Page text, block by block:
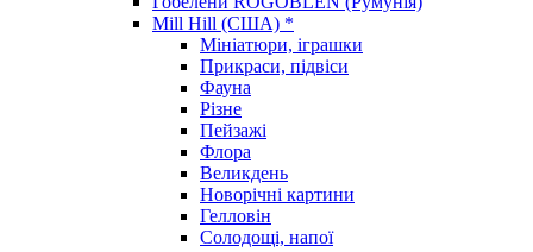
Mill Hill (США) *
Мініатюри, іграшки
Прикраси, підвіси
Фауна
Різне
Пейзажі
Флора
Великдень
Новорічні картини
Гелловін
Солодощі, напої